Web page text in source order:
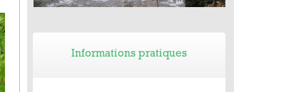
Pavillon de Chasse du Roy René
Informations pratiques